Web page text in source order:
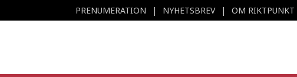
PRENUMERATION NYHETSBREV OM RIKTPUNKT